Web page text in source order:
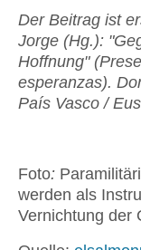
Der Beitrag ist
Jorge (Hg.):
Hoffnung"
esperanzas).
País Vasco /
Foto:
werden als
Vernichtung der